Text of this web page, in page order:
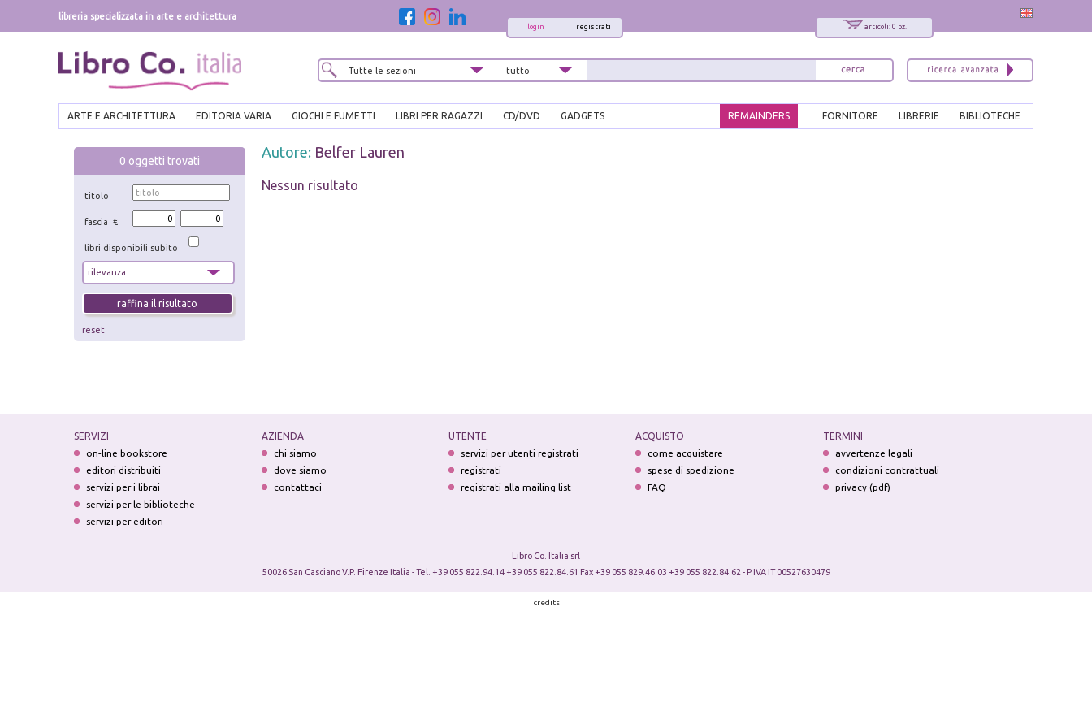
libreria specializzata in arte e architettura
articoli: 0 pz.
registrati
login
ARTE E ARCHITETTURA EDITORIA VARIA GIOCHI E FUMETTI LIBRI PER RAGAZZI CD/DVD GADGETS BIBLIOTECHE
LIBRERIE
FORNITORE
REMAINDERS
0 oggetti trovati
titolo
fascia €
libri disponibili subito
reset
Autore: Belfer Lauren
Nessun risultato
SERVIZI
on-line bookstore
editori distribuiti
servizi per i librai
servizi per le biblioteche
servizi per editori
AZIENDA
chi siamo
dove siamo
contattaci
UTENTE
servizi per utenti registrati
registrati
registrati alla mailing list
ACQUISTO
come acquistare
spese di spedizione
FAQ
TERMINI
avvertenze legali
condizioni contrattuali
privacy (pdf)
Libro Co. Italia srl
50026 San Casciano V.P. Firenze Italia - Tel. +39 055 822.94.14 +39 055 822.84.61 Fax +39 055 829.46.03 +39 055 822.84.62 - P.IVA IT 00527630479
credits